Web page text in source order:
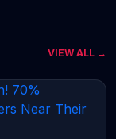
VIEW ALL →